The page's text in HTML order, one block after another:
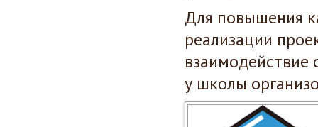
Для повышения
реализации
взаимодействие
у школы